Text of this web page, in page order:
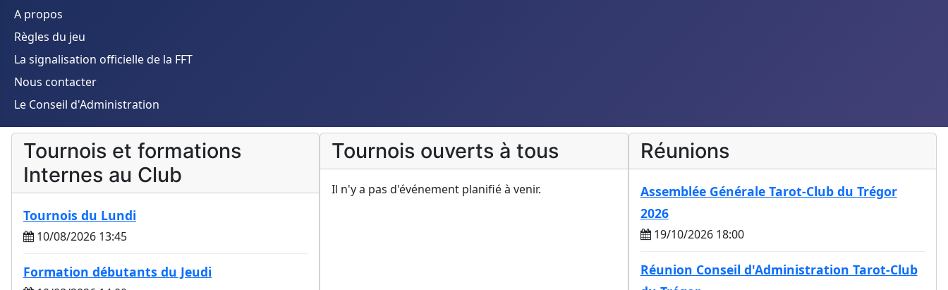
A propos
Règles du jeu
La signalisation officielle de la FFT
Nous contacter
Le Conseil d'Administration
Tournois et formations
Internes au Club
Tournois du Lundi
10/08/2026 13:45
Formation débutants du Jeudi
Tournois ouverts à tous
Il n'y a pas d'événement planifié à venir.
Réunions
Assemblée Générale Tarot-Club du Trégor
2026
19/10/2026 18:00
Réunion Conseil d'Administration Tarot-Club